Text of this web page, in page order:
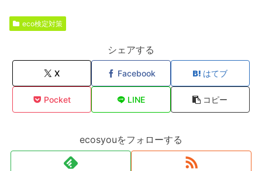
eco検定対策
シェアする
X Facebook はてブ
Pocket LINE コピー
ecosyouをフォローする